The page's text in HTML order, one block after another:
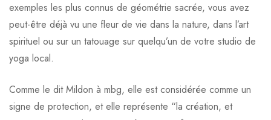
exemples les plus connus de géométrie sacrée, vous avez
peut-être déjà vu une fleur de vie dans la nature, dans l’art
spirituel ou sur un tatouage sur quelqu’un de votre studio de
yoga local.
Comme le dit Mildon à mbg, elle est considérée comme un
signe de protection, et elle représente “la création, et